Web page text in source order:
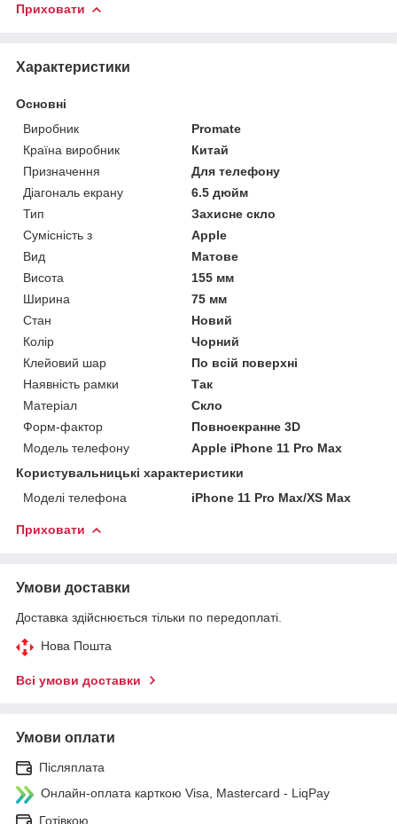
Приховати
Характеристики
Основні
Виробник
Promate
Країна виробник
Китай
Призначення
Для телефону
Діагональ екрану
6.5 дюйм
Тип
Захисне скло
Сумісність з
Apple
Вид
Матове
Висота
155 мм
Ширина
75 мм
Стан
Новий
Колір
Чорний
Клейовий шар
По всій поверхні
Наявність рамки
Так
Матеріал
Скло
Форм-фактор
Повноекранне 3D
Модель телефону
Apple iPhone 11 Pro Max
Користувальницькі характеристики
Моделі телефона
iPhone 11 Pro Max/XS Max
Приховати
Умови доставки
Доставка здійснюється тільки по передоплаті.
Нова Пошта
Всі умови доставки
Умови оплати
Післяплата
Онлайн-оплата карткою Visa, Mastercard - LiqPay
Готівкою